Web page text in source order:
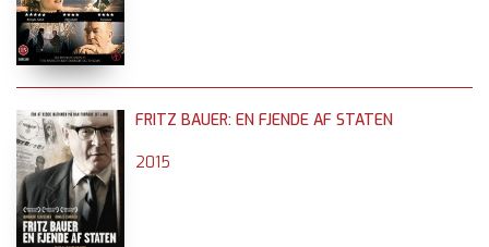
FRITZ BAUER: EN FJENDE AF STATEN
2015